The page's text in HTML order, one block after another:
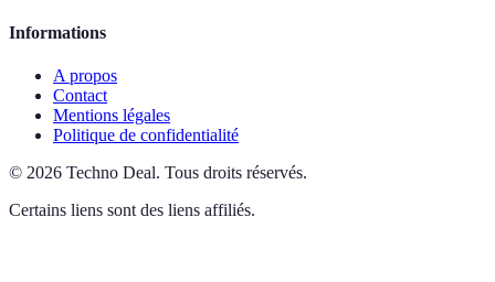
Informations
A propos
Contact
Mentions légales
Politique de confidentialité
© 2026 Techno Deal. Tous droits réservés.
Certains liens sont des liens affiliés.